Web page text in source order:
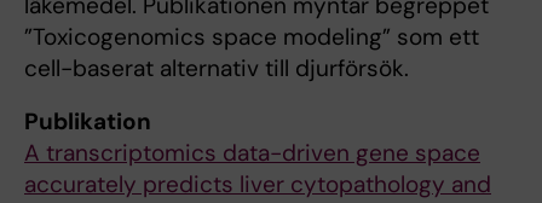
”Toxicogenomics space modeling” som ett
cell-baserat alternativ till djurförsök.
Publikation
A transcriptomics data-driven gene space
accurately predicts liver cytopathology and